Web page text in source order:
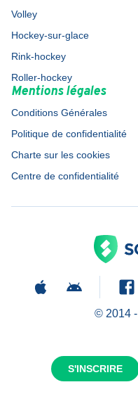
S'INSCRIRE
Volley
Hockey-sur-glace
Rink-hockey
Roller-hockey
Mentions légales
Conditions Générales
Politique de confidentialité
Charte sur les cookies
Centre de confidentialité
© 2014 -